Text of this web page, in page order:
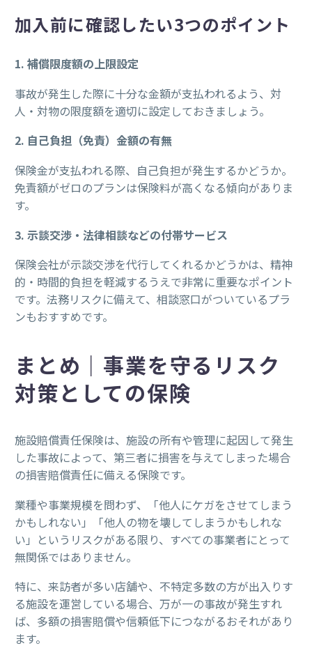
加入前に確認したい3つのポイント
1. 補償限度額の上限設定
事故が発生した際に十分な金額が支払われるよう、対
人・対物の限度額を適切に設定しておきましょう。
2. 自己負担（免責）金額の有無
保険金が支払われる際、自己負担が発生するかどうか。
免責額がゼロのプランは保険料が高くなる傾向がありま
す。
3. 示談交渉・法律相談などの付帯サービス
保険会社が示談交渉を代行してくれるかどうかは、精神
的・時間的負担を軽減するうえで非常に重要なポイント
です。法務リスクに備えて、相談窓口がついているプラ
ンもおすすめです。
まとめ｜事業を守るリスク
対策としての保険
施設賠償責任保険は、施設の所有や管理に起因して発生
した事故によって、第三者に損害を与えてしまった場合
の損害賠償責任に備える保険です。
業種や事業規模を問わず、「他人にケガをさせてしまう
かもしれない」「他人の物を壊してしまうかもしれな
い」というリスクがある限り、すべての事業者にとって
無関係ではありません。
特に、来訪者が多い店舗や、不特定多数の方が出入りす
る施設を運営している場合、万が一の事故が発生すれ
ば、多額の損害賠償や信頼低下につながるおそれがあり
ます。